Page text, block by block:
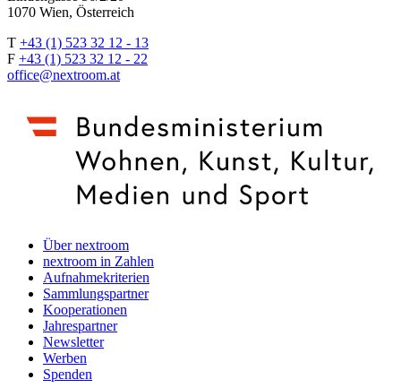
1070 Wien, Österreich
T +43 (1) 523 32 12 - 13
F +43 (1) 523 32 12 - 22
office@nextroom.at
Über nextroom
nextroom in Zahlen
Aufnahmekriterien
Sammlungspartner
Kooperationen
Jahrespartner
Newsletter
Werben
Spenden